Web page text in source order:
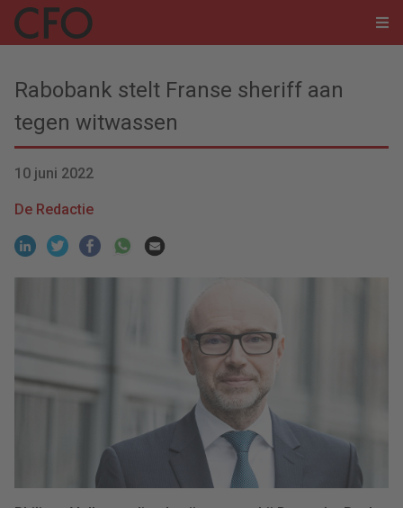
Rabobank stelt Franse sheriff aan
tegen witwassen
10 juni 2022
De Redactie